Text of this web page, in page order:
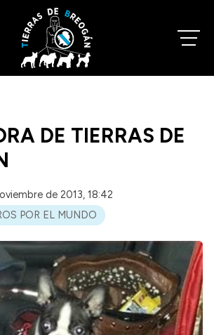
DE TIERRAS DE
de 2013, 18:42
POR EL MUNDO